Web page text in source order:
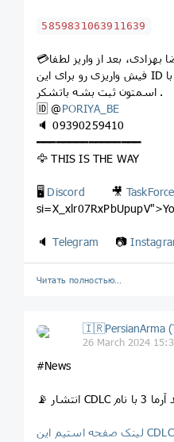
5859831063911639
💳بانک تجارت به نام محمد رضا بهزادی، بعد از واریز لطفا
فیش واریزی رو برای این ID ارسال کنید با ID خودتون که
اسمتون ثبت بشه باتشکر .
🆔 @PORIYA_BE
🔈 09390259410
━━━━━━━━━━━━━━━━
🦅 THIS IS THE WAY
🖥 Discord 🎥
🔈Telegram 📷
Читать полностью…
26 March 2024
#News
لینک صفحه استیم این CDLC